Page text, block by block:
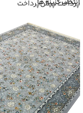
انتخاب گزینه ها
پرداخت پیش‌پرداخت